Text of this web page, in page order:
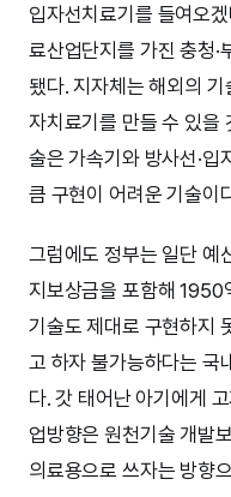
입자선치료기를 들여오
료산업단지를 가진 충청·
됐다. 지자체는 해외의
자치료기를 만들 수 있을
술은 가속기와 방사선·입
큼 구현이 어려운 기술이
그럼에도 정부는 일단 예
지보상금을 포함해 1950
기술도 제대로 구현하지
고 하자 불가능하다는 국
다. 갓 태어난 아기에게
업방향은 원천기술 개발
의료용으로 쓰자는 방향